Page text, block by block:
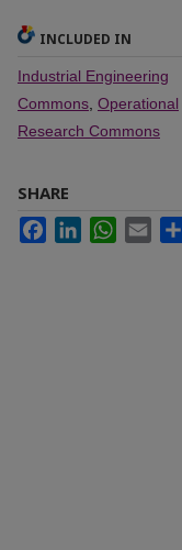
INCLUDED IN
Industrial Engineering
Commons Operational
Research Commons
SHARE
FacebookLinkedInWhatsApp
Email